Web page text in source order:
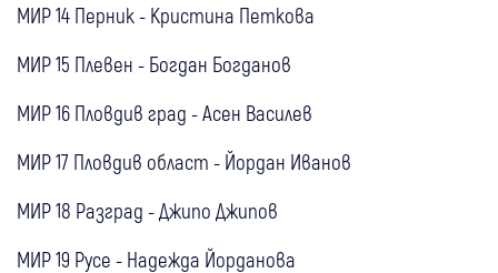
МИР 14 Перник - Кристина Петкова
МИР 15 Плевен - Богдан Богданов
МИР 16 Пловдив град - Асен Василев
МИР 17 Пловдив област - Йордан Иванов
МИР 18 Разград - Джипо Джипов
МИР 19 Русе - Надежда Йорданова